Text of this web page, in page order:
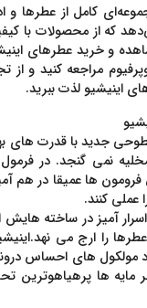
کامل از عطرها و
که از محصولات با
و خرید عطرهای
مراجعه کنید و از
اینیشیو لذت ببرید.
جدید با قدرت های
نمی گنجد. در
ها عمیقا در هم
کنند.
اسرار آمیز در ساخته
را ارج می
مولکول های احساس
ها پرهیاهوترین